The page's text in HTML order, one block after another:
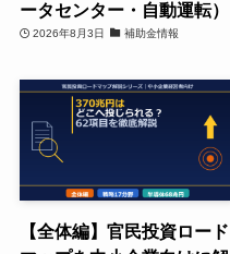
ータセンター・自動運転）
2026年8月3日 補助金情報
【全体編】官民投資ロード